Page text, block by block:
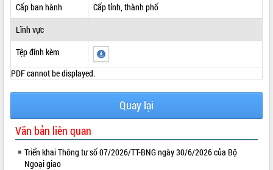
Cấp ban hành
Cấp tỉnh, thành phố
Lĩnh vực
Tệp đính kèm
PDF cannot be displayed.
Quay lại
Văn bản liên quan
Triển khai Thông tư số 07/2026/TT-BNG ngày 30/6/2026 của Bộ
Ngoại giao